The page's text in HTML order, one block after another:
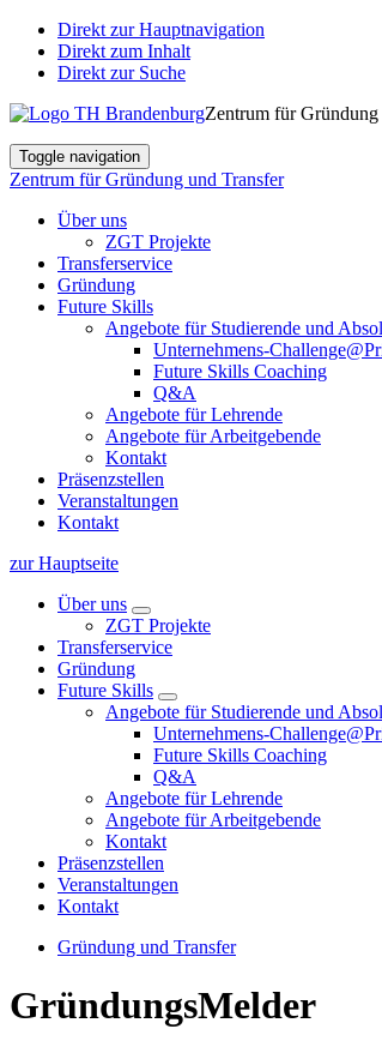
Direkt zur Hauptnavigation
Direkt zum Inhalt
Direkt zur Suche
Zentrum für Gründung
Toggle navigation
Zentrum für Gründung und Transfer
Über uns
ZGT Projekte
Transferservice
Gründung
Future Skills
Angebote für Studierende und
Unternehmens-
Future Skills Coaching
Q&A
Angebote für Lehrende
Angebote für Arbeitgebende
Kontakt
Präsenzstellen
Veranstaltungen
Kontakt
zur Hauptseite
Über uns
ZGT Projekte
Transferservice
Gründung
Future Skills
Angebote für Studierende und
Unternehmens-
Future Skills Coaching
Q&A
Angebote für Lehrende
Angebote für Arbeitgebende
Kontakt
Präsenzstellen
Veranstaltungen
Kontakt
Gründung und Transfer
GründungsMelder